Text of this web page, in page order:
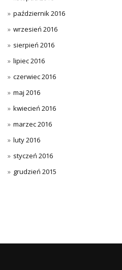
październik 2016
wrzesień 2016
sierpień 2016
lipiec 2016
czerwiec 2016
maj 2016
kwiecień 2016
marzec 2016
luty 2016
styczeń 2016
grudzień 2015